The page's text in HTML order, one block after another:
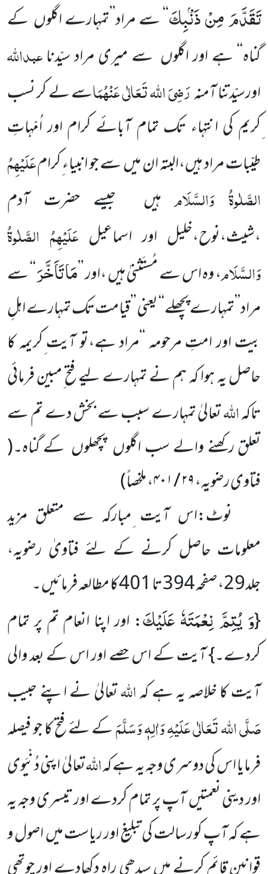
تَقَدَّمَ مِنْ ذَنْۢبِكَ‘‘ سے مراد’’تمہارے اگلوں کے
گناہ‘‘ ہے اور اگلوں سے میری مراد سیّدناعبداللہ
اورسیّدتنا آمنہرَضِیَ اللہ تَعَالٰی عَنْہُمَاسے لے کر نسب
ِکریم کی انتہاء تک تمام آبائے کرام اور اُمّہاتِ
طیّبات مراد ہیں،البتہ ان میں سے جو انبیاء ِکرامعَلَیْہِمُ
الصَّلٰوۃُ وَالسَّلَام ہیں جیسے حضرت آدم
،شیث،نوح،خلیل اور اسماعیل عَلَیْہِمُ الصَّلٰوۃُ
وَالسَّلَام، وہ اس سے مُستَثنیٰ ہیں ،اور ’’مَا تَاَخَّرَ‘‘ سے
مراد’’تمہارے پچھلے‘‘ یعنی ’’قیامت تک تمہارے اہلِ
بیت اور امتِ مرحومہ ‘‘مراد ہے،تو آیت ِکریمہ کا
حاصل یہ ہوا کہ ہم نے تمہارے لیے فتح ِمبین فرمائی
تاکہاللہتعالیٰ تمہارے سبب سے بخش دے تم سے
تعلق رکھنے والے سب اگلوں پچھلوں کے گناہ۔(
فتاوی رضویہ،۲۹ / ۴۰۱، ملخصاً
)
نوٹ:اس آیت ِمبارکہ سے متعلق مزید
معلومات حاصل کرنے کے لئے فتاویٰ رضویہ،
جلد29، صفحہ 394 تا 401 کا مطالعہ فرمائیں ۔
{وَ یُتِمَّ نِعْمَتَهٗ عَلَیْكَ: اور اپنا انعام تم پر تمام
کردے۔} آیت کے اس حصے اور اس کے بعد والی
آیت کا خلاصہ یہ ہے کہاللہتعالیٰ نے اپنے حبیب
صَلَّی اللہ تَعَالٰی عَلَیْہِ وَاٰلِہٖ وَسَلَّمَکے لئے فتح کا جو فیصلہ
فرمایا اس کی دوسری وجہ یہ ہے کہاللہتعالیٰ اپنی دُنْیَوی
اور دینی نعمتیں آپ پر تمام کردے اور تیسری وجہ یہ
ہے کہ آپ کو رسالت کی تبلیغ اور ریاست میں اصول و